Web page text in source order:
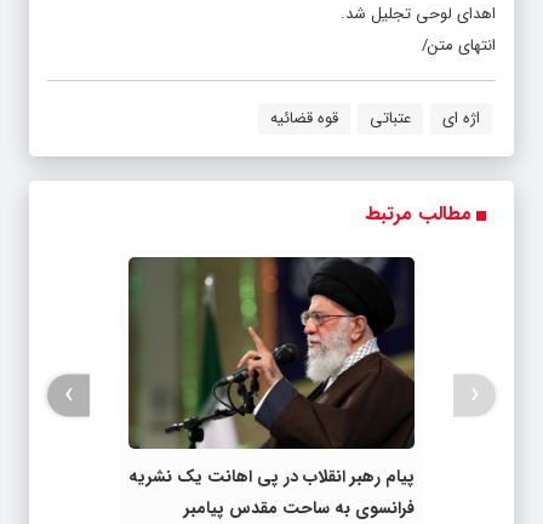
اهدای لوحی تجلیل شد.
انتهای متن/
اژه ای عتباتی قوه قضائیه
مطالب مرتبط
پیام رهبر انقلاب در پی اهانت یک نشریه
فرانسوی به ساحت مقدس پیامبر
‹
›